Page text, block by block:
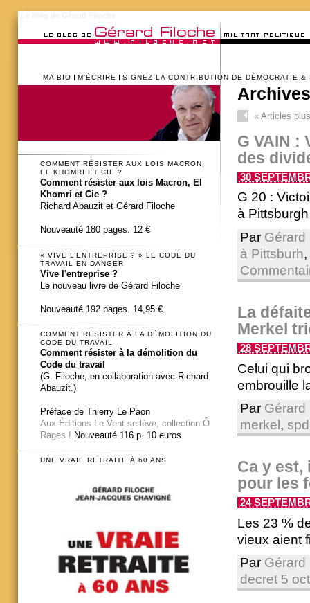
MA BIO M’ÉCRIRE SIGNEZ LA CONTRIBUTION DE DÉMOCRATIE &
«Articles
G VAIN :
des
30
G 20 :
à
Par Gérard
à Pittsburh,
La
Merkel
28
Celui qui
embrouille
Par Gérard
merkel , spd
Ca y est,
pour les
24
Les 23 %
vieux aient
Par Gérard
decret 5
COMMENT RÉSISTER AUX LOIS MACRON,
EL KHOMRI ET CIE ?
Comment résister aux lois Macron, El
Khomri et Cie ?
Richard Abauzit et Gérard Filoche
Nouveauté 180 pages. 12 €
« VIVE L’ENTREPRISE ? » LE CODE DU
TRAVAIL EN DANGER
Vive l'entreprise ?
Le nouveau livre de Gérard Filoche
Nouveauté 192 pages. 14,95 €
COMMENT RÉSISTER À LA DÉMOLITION DU
CODE DU TRAVAIL
Comment résister à la démolition du
Code du travail
(G. Filoche, en collaboration avec Richard
Abauzit.)
Préface de Thierry Le Paon
Aux Éditions Le Vent se lève, collection Ô
Rages ! Nouveauté 116 p. 10 euros
UNE VRAIE RETRAITE À 60 ANS